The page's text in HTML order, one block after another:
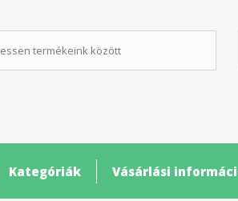
Kategóriák Vásárlási